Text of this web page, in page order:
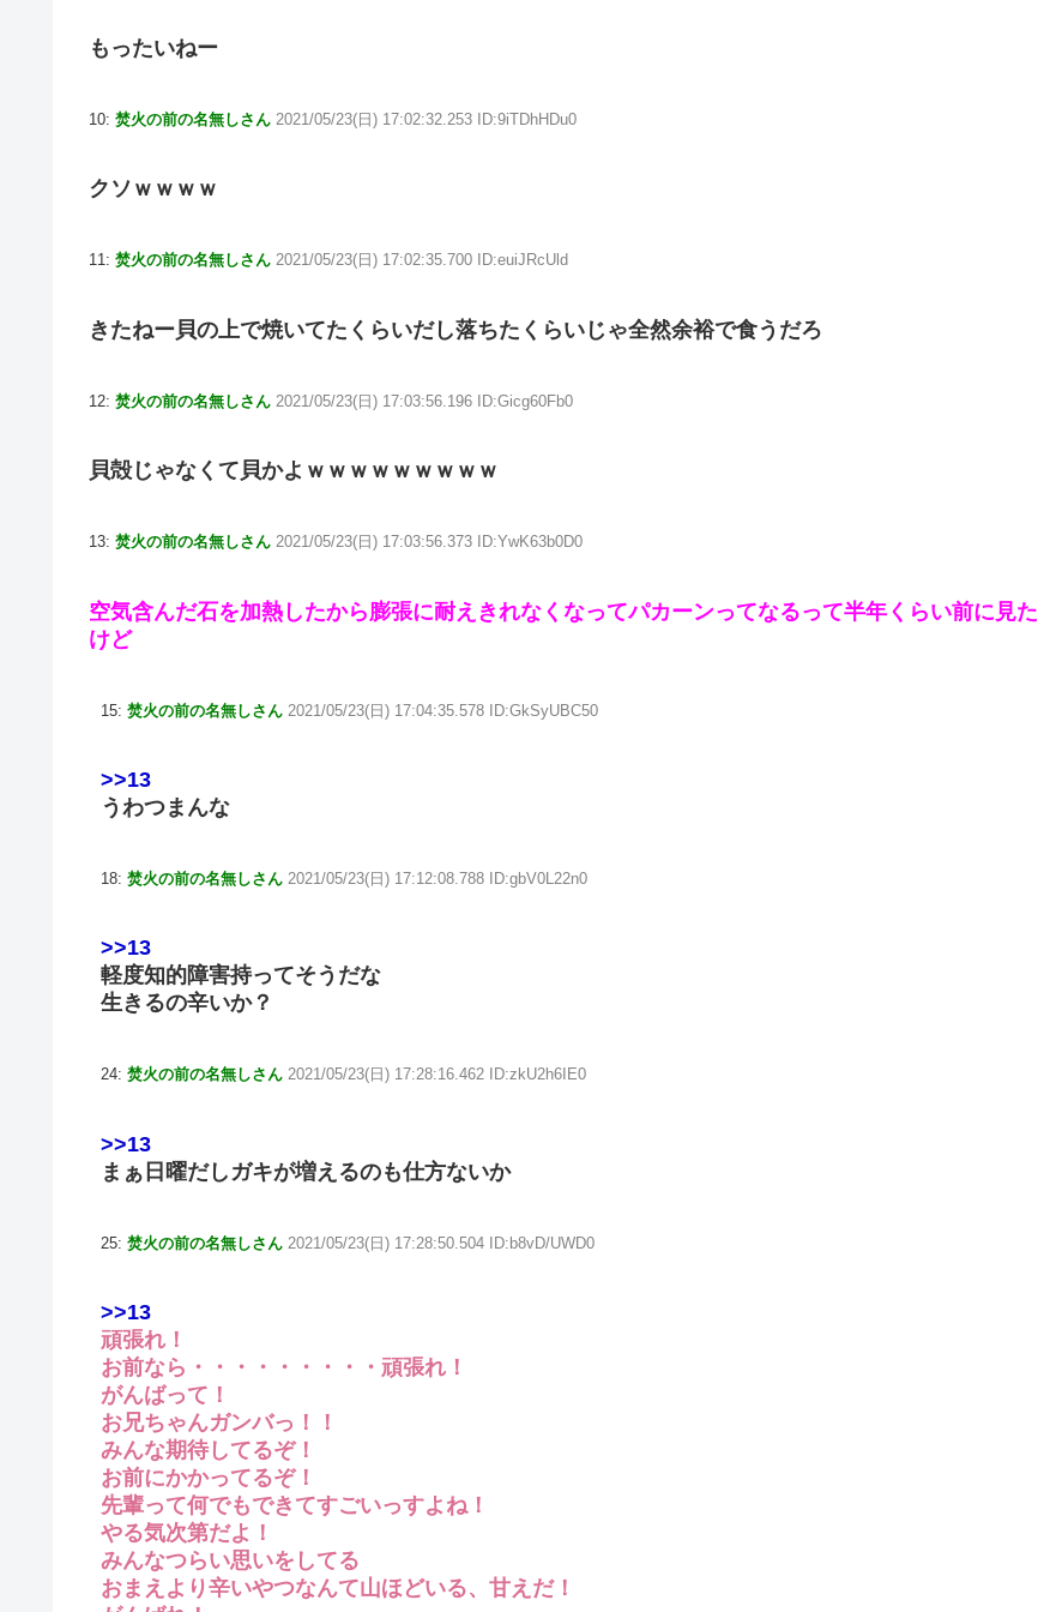
もったいねー
10: 焚火の前の名無しさん 2021/05/23(日) 17:02:32.253 ID:9iTDhHDu0
クソｗｗｗｗ
11: 焚火の前の名無しさん 2021/05/23(日) 17:02:35.700 ID:euiJRcUld
きたねー貝の上で焼いてたくらいだし落ちたくらいじゃ全然余裕で食うだろ
12: 焚火の前の名無しさん 2021/05/23(日) 17:03:56.196 ID:Gicg60Fb0
貝殻じゃなくて貝かよｗｗｗｗｗｗｗｗｗ
13: 焚火の前の名無しさん 2021/05/23(日) 17:03:56.373 ID:YwK63b0D0
空気含んだ石を加熱したから膨張に耐えきれなくなってパカーンってなるって半年くらい前に見た
けど
15: 焚火の前の名無しさん 2021/05/23(日) 17:04:35.578 ID:GkSyUBC50
>>13
うわつまんな
18: 焚火の前の名無しさん 2021/05/23(日) 17:12:08.788 ID:gbV0L22n0
>>13
軽度知的障害持ってそうだな
生きるの辛いか？
24: 焚火の前の名無しさん 2021/05/23(日) 17:28:16.462 ID:zkU2h6IE0
>>13
まぁ日曜だしガキが増えるのも仕方ないか
25: 焚火の前の名無しさん 2021/05/23(日) 17:28:50.504 ID:b8vD/UWD0
>>13
頑張れ！
お前なら・・・・・・・・・頑張れ！
がんばって！
お兄ちゃんガンバっ！！
みんな期待してるぞ！
お前にかかってるぞ！
先輩って何でもできてすごいっすよね！
やる気次第だよ！
みんなつらい思いをしてる
おまえより辛いやつなんて山ほどいる、甘えだ！